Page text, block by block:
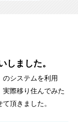
ました。
のシステムを利用
実際移り住んでみた
頂きました。